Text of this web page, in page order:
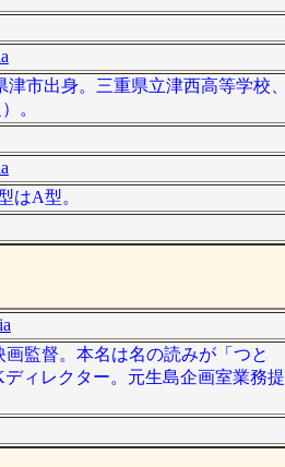
市出身。三重県立津西高等学校、
。
はA型。
監督。本名は名の読みが「つと
ィレクター。元生島企画室業務提